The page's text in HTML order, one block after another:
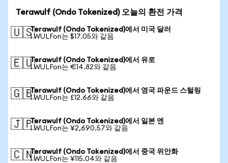
Terawulf (Ondo Tokenized) 오늘의 환전 가격
🇺🇸Terawulf (Ondo Tokenized)에서 미국 달러
1 WULFon는 $17.05와 같음
🇪🇺Terawulf (Ondo Tokenized)에서 유로
1 WULFon는 €14.82와 같음
🇬🇧Terawulf (Ondo Tokenized)에서 영국 파운드 스털링
1 WULFon는 £12.66와 같음
🇯🇵Terawulf (Ondo Tokenized)에서 일본 엔
1 WULFon는 ¥2,690.57와 같음
🇨🇳Terawulf (Ondo Tokenized)에서 중국 위안화
1 WULFon는 ¥115.04와 같음